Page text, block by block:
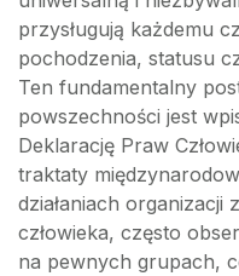
przysługują każdemu
pochodzenia, statusu
Ten fundamentalny
powszechności jest
Deklarację Praw
traktaty
działaniach organizacji
człowieka, często
na pewnych grupach,